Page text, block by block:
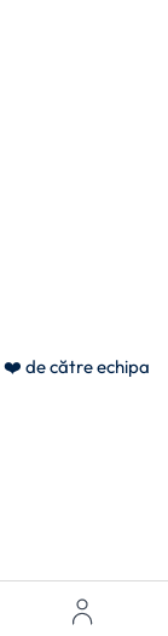
❤️ de către echipa